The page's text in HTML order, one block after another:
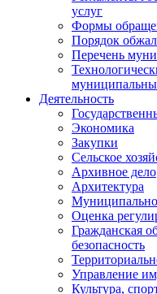
услуг
Формы
Порядок
Перечень
Деятельность
Экономика
Закупки
Сельское
Архивное дело
Архитектура
Оценка
Гражданская
безопасность
Управление
Культура,